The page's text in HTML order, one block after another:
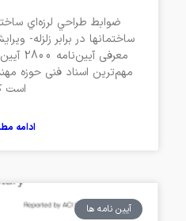
ضوابط طراحي لرزه‌اي
مهم‌ترین اسناد فنی حوزه
است که
ادامه
آیین نامه ها